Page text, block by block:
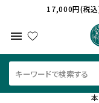
17,000円(税
menu